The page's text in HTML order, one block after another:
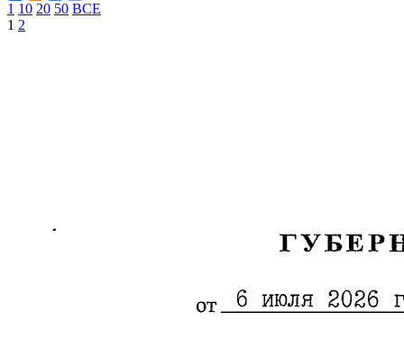
1 10 20 50 ВСЕ
1 2